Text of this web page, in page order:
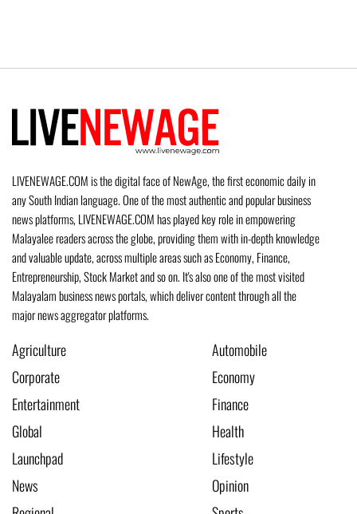
LIVENEWAGE.COM is the digital face of NewAge, the first economic daily in
any South Indian language. One of the most authentic and popular business
news platforms, LIVENEWAGE.COM has played key role in empowering
Malayalee readers across the globe, providing them with in-depth knowledge
and valuable update, across multiple areas such as Economy, Finance,
Entrepreneurship, Stock Market and so on. It's also one of the most visited
Malayalam business news portals, which deliver content through all the
major news aggregator platforms.
Agriculture
Automobile
Corporate
Economy
Entertainment
Finance
Global
Health
Launchpad
Lifestyle
News
Opinion